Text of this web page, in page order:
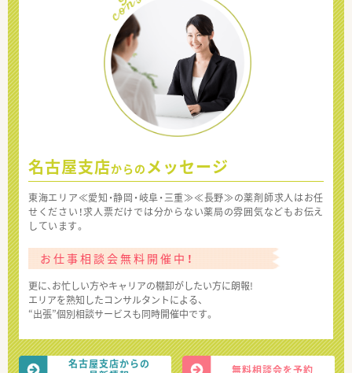
名古屋支店からの メッセージ
東海エリア≪愛知・静岡・岐阜・三重≫≪長野≫の薬剤師求人はお任
せください！求人票だけでは分からない薬局の雰囲気などもお伝え
しています。
お仕事相談会無料開催中！
更に、お忙しい方やキャリアの棚卸がしたい方に朗報!
エリアを熟知したコンサルタントによる、
“出張”個別相談サービスも同時開催中です。
名古屋支店からの
無料相談会を予約